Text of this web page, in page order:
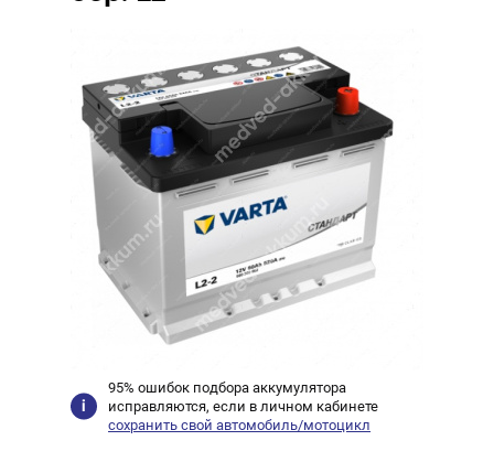
95% ошибок подбора аккумулятора
исправляются, если в личном кабинете
сохранить свой автомобиль/мотоцикл